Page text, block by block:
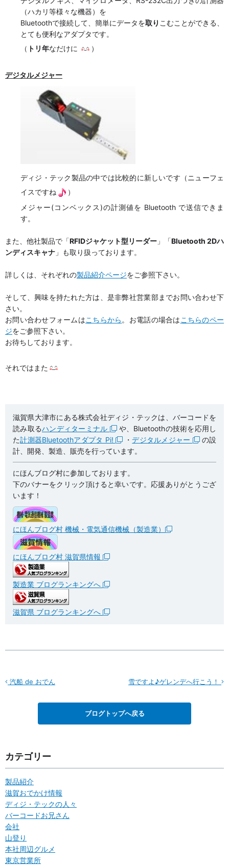
（ハカリ等様々な機器）を
Bluetoothで接続して、簡単にデータを取り こむことができる、
とても便利なアダプタです。
（ トリ年なだけに ）
デジタルメジャー
ディジ・テック製品の中では比較的に新しいです（ニューフェ
イスですね
）
メジャー(コンベックス)の計測値を Bluetooth で送信できま
す。
また、他社製品で「RFIDジャケット型リーダー 」「Bluetooth 2Dハ
ンディスキャナ 」も取り扱っております。
詳しくは、それぞれの製品紹介ページをご参照下さい。
そして、興味を持たれた方は、是非弊社営業部までお問い合わせ下
さい。
お問い合わせフォームはこちらから 。お電話の場合は こちらのペー
ジをご参照下さい。
お待ちしております。
それではまた
滋賀県大津市にある株式会社ディジ・テックは、バーコードを
読み取るハンディターミナル
や、Bluetoothの技術を応用し
た計測器Bluetoothアダプタ Pi! ・デジタルメジャー
の設
計、開発、製造、販売を行っています。
にほんブログ村に参加しております。
下のバナーをクリック頂けると幸いです。応援ありがとうござ
います！
にほんブログ村 機械・電気通信機械（製造業）
にほんブログ村 滋賀県情報
製造業 ブログランキングへ
滋賀県 ブログランキングへ
汽船 de おでん 雪ですよ♪ゲレンデへ行こう！
ブログトップへ戻る
カテゴリー
製品紹介
滋賀おでかけ情報
ディジ・テックの人々
バーコードお兄さん
会社
山登り
本社周辺グルメ
東京営業所